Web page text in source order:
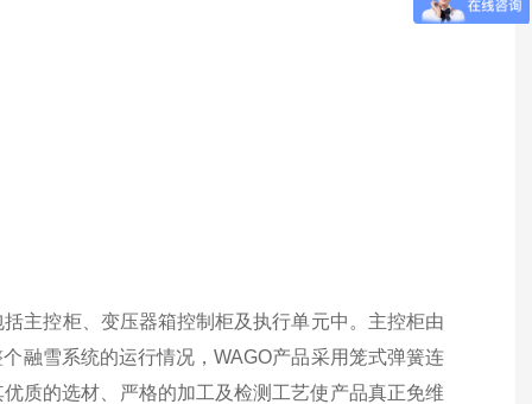
主控柜、变压器箱控制柜及执行单元中。主控柜由
融雪系统的运行情况，WAGO产品采用笼式弹簧连
质的选材、严格的加工及检测工艺使产品真正免维